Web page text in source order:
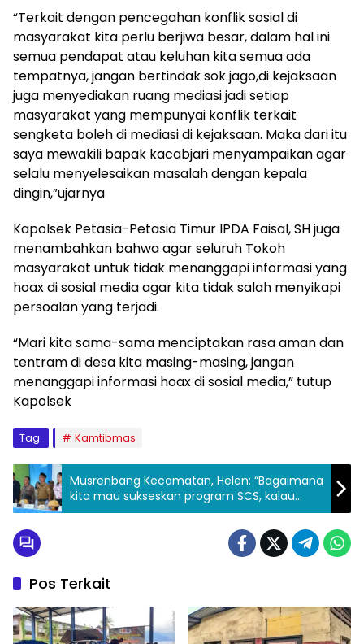
“Terkait dengan pencegahan konflik sosial di
masyarakat kita perlu berjiwa besar, dalam hal ini
semua pendapat atau keluhan kita semua ada
tempatnya, jangan bertindak sok jago,di kejaksaan
juga menyediakan ruang mediasi jadi setiap
masyarakat yang mempunyai konflik terkait
sengketa boleh di mediasi di kejaksaan. Maka dari itu
saya mewakili bapak kacabjari menyampaikan agar
selalu menyelesaikan masalah dengan kepala
dingin,”ujarnya
Kapolsek Petasia-Petasia Timur IPDA Faisal, SH juga
menambahkan bahwa agar seluruh Tokoh
masyarakat untuk tidak menanggapi informasi yang
hoax di sosial media agar kita tidak salah menyikapi
persoalan yang terjadi.
“Mari kita sama-sama menciptakan rasa aman dan
tentram di desa kita masing-masing, jangan
menanggapi informasi hoax di sosial media,” tutup
Kapolsek
Tag: Kamtibmas
Musrenbang Kecamatan, Helen: “Bagaimana
kita mau sukseskan program SCS, kalau
mereka tidak serius”
Pos Terkait